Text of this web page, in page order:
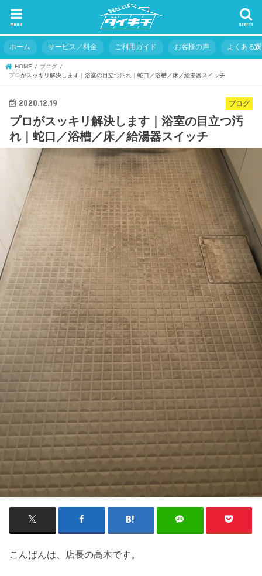
search
menu
ホーム サービス／料金 ご利用ガイド お客様の声 よくある
HOME
ブログ
プロがスッキリ解決します｜浴室の目立つ汚れ｜蛇口／浴槽／床／給湯器スイッチ
ブログ
2020.12.19
プロがスッキリ解決します｜浴室の目立つ汚
れ｜蛇口／浴槽／床／給湯器スイッチ
こんばんは、店長の高木です。